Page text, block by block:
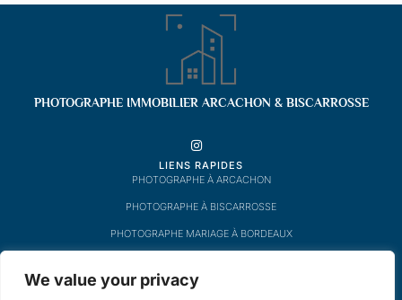
We value your privacy
PHOTOGRAPHE IMMOBILIER ARCACHON & BISCARROSSE
INSTAGRAM
LIENS RAPIDES
PHOTOGRAPHE À ARCACHON
PHOTOGRAPHE À BISCARROSSE
PHOTOGRAPHE MARIAGE À BORDEAUX
A PROPOS